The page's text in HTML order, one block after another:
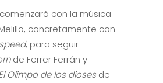
con la música
concretamente con
, para seguir
de Ferrer Ferrán y
Olimpo de los diosesde